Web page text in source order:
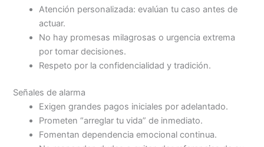
Atención personalizada: evalúan tu caso antes de
actuar.
No hay promesas milagrosas o urgencia extrema
por tomar decisiones.
Respeto por la confidencialidad y tradición.
Señales de alarma
Exigen grandes pagos iniciales por adelantado.
Prometen “arreglar tu vida” de inmediato.
Fomentan dependencia emocional continua.